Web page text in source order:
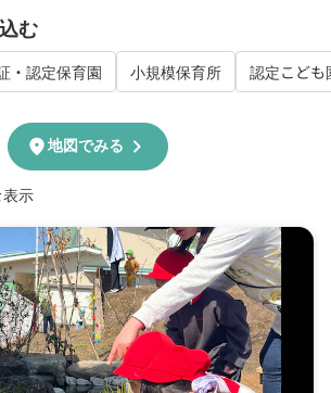
む
・認定保育園 小規模保育所 認定こども
示
location_on地図でみる chevron_right